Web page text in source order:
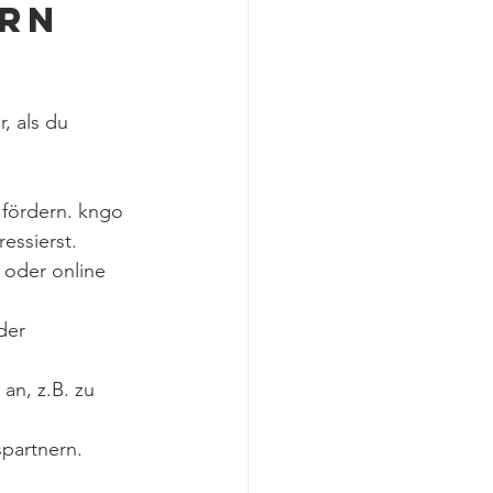
als du
kngo
online
z.B. zu